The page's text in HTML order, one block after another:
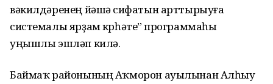
вәкилдәренең йәшәү сифатын арттырыуға
системалы ярҙам күрһәтеү” программаһы
уңышлы эшләп килә.
Баймаҡ районының Аҡморон ауылынан Алһыу